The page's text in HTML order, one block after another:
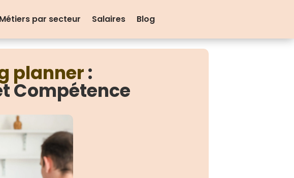
par secteur Salaires Blog
planner:
Compétence